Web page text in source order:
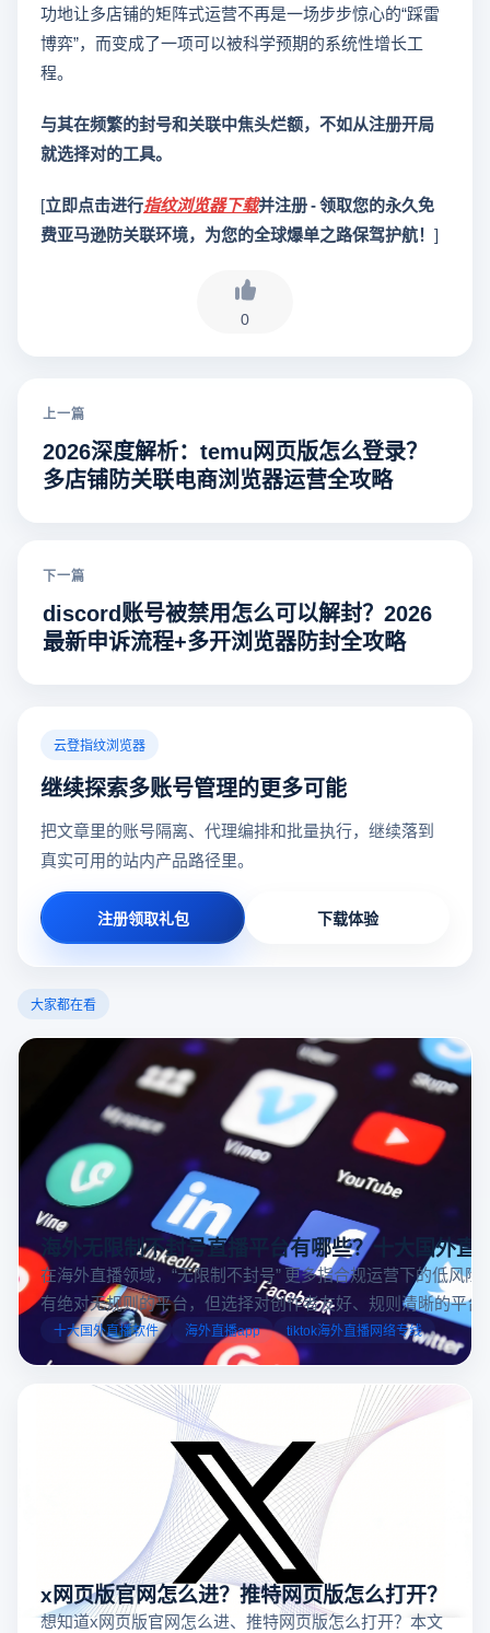
功地让多店铺的矩阵式运营不再是一场步步惊心的“踩雷
博弈”，而变成了一项可以被科学预期的系统性增长工
程。
与其在频繁的封号和关联中焦头烂额，不如从注册开局
就选择对的工具。
[立即点击进行指纹浏览器下载并注册 - 领取您的永久免
费亚马逊防关联环境，为您的全球爆单之路保驾护航！ ]
0
上一篇
2026深度解析：temu网页版怎么登录？
多店铺防关联电商浏览器运营全攻略
下一篇
discord账号被禁用怎么可以解封？2026
最新申诉流程+多开浏览器防封全攻略
云登指纹浏览器
继续探索多账号管理的更多可能
把文章里的账号隔离、代理编排和批量执行，继续落到
真实可用的站内产品路径里。
注册领取礼包 下载体验
大家都在看
海外无限制不封号直播平台有哪些？十大国外直
在海外直播领域，“无限制不封号” 更多指合规运营下的低风
有绝对无规则的平台，但选择对创作者友好、规则清晰的平台
业工具规避风险，能显著降低封号概率。以下推荐十大国外
台，并结合云登多开浏览器的功能，详解如何安全高效运营。
十大国外直播软件 海外直播app tiktok海外直播网络专线
x网页版官网怎么进？推特网页版怎么打开？
想知道x网页版官网怎么进、推特网页版怎么打开？本文